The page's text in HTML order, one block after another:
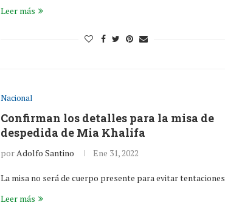
Leer más
Nacional
Confirman los detalles para la misa de
despedida de Mia Khalifa
porAdolfo Santino Ene 31, 2022
La misa no será de cuerpo presente para evitar tentaciones
Leer más